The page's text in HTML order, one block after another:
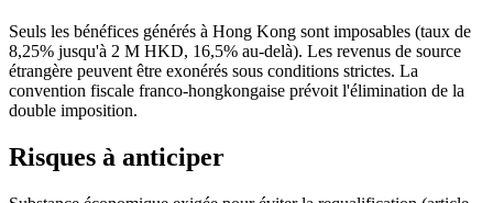
Seuls les bénéfices générés à Hong Kong sont imposables (taux de
8,25% jusqu'à 2 M HKD, 16,5% au-delà). Les revenus de source
étrangère peuvent être exonérés sous conditions strictes. La
convention fiscale franco-hongkongaise prévoit l'élimination de la
double imposition.
Risques à anticiper